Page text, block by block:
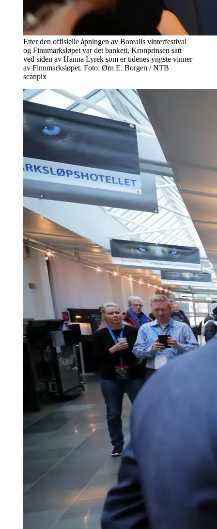
Etter den offisielle åpningen av Borealis vinterfestival
og Finnmarksløpet var det bankett, Kronprinsen satt
ved siden av Hanna Lyrek som er tidenes yngste vinner
av Finnmarksløpet. Foto: Ørn E. Borgen / NTB
scanpix